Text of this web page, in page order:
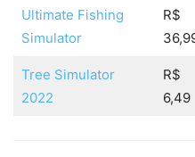
Ultimate Fishing
Simulator
R$
Tree Simulator
2022
R$
6,49